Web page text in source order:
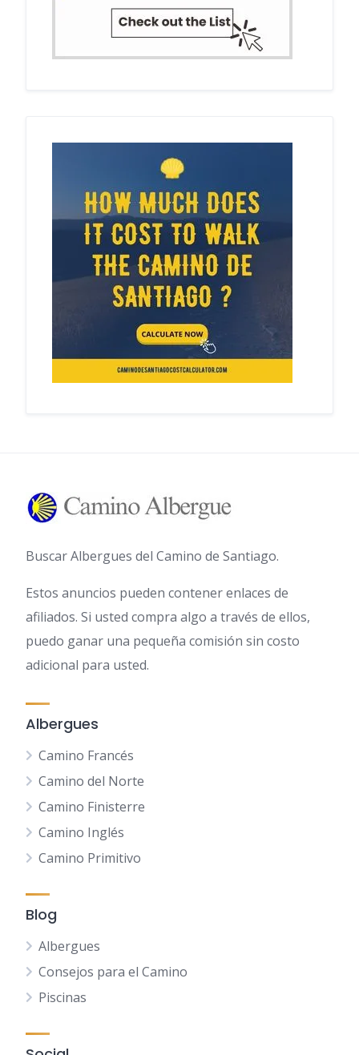
Buscar Albergues del Camino de Santiago.
Estos anuncios pueden contener enlaces de
afiliados. Si usted compra algo a través de ellos,
puedo ganar una pequeña comisión sin costo
adicional para usted.
Albergues
Camino Francés
Camino del Norte
Camino Finisterre
Camino Inglés
Camino Primitivo
Blog
Albergues
Consejos para el Camino
Piscinas